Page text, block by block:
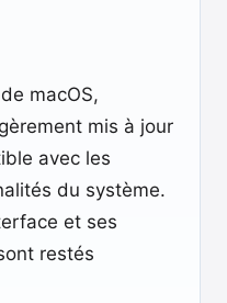
macOS,
mis à jour
avec les
du système.
et ses
restés